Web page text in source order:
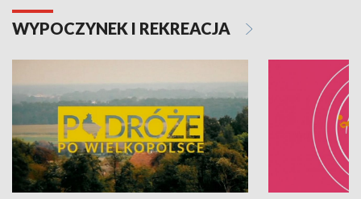
WYPOCZYNEK I REKREACJA